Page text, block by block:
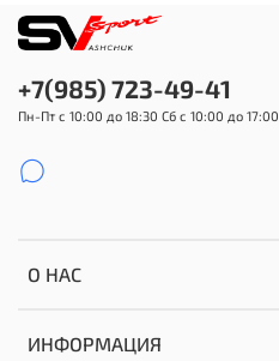
О НАС
ИНФОРМАЦИЯ
+7(985) 723-49-41
Пн-Пт с 10:00 до 18:30 Сб с 10:00 до 17:00